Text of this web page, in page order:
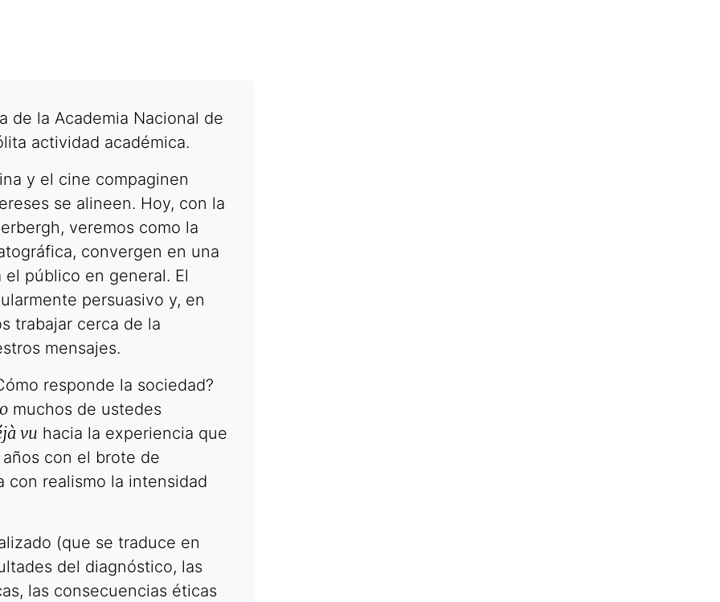
de la Academia Nacional de
actividad académica.
y el cine compaginen
se alineen. Hoy, con la
veremos como la
convergen en una
público en general. El
persuasivo y, en
trabajar cerca de la
mensajes.
responde la sociedad?
muchos de ustedes
vu hacia la experiencia que
con el brote de
con realismo la intensidad
(que se traduce en
del diagnóstico, las
las consecuencias éticas